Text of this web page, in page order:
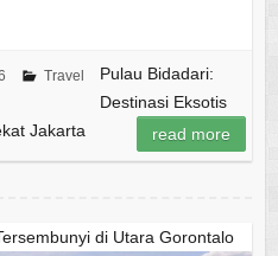
Travel
Pulau Bidadari:
Destinasi Eksotis
Jakarta
read more
di Utara Gorontalo